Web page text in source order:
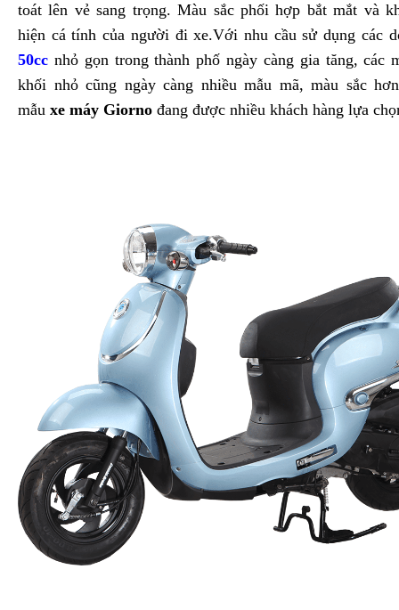
toát lên vẻ sang trọng. Màu sắc phối hợp bắt mắt và
hiện cá tính của người đi xe.Với nhu cầu sử dụng các
50cc nhỏ gọn trong thành phố ngày càng gia tăng, các
khối nhỏ cũng ngày càng nhiều mẫu mã, màu sắc
mẫu xe máy Giorno đang được nhiều khách hàng lựa